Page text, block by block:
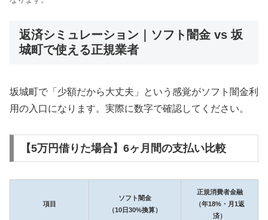
返済シミュレーション｜ソフト闇金 vs 坂
城町で使える正規業者
坂城町で「少額だから大丈夫」という感覚がソフト闇金利
用の入口になります。実際に数字で確認してください。
【5万円借りた場合】6ヶ月間の支払い比較
項目
ソフト闇金
（10日30%換算）
正規消費者金融
（年18%・月1返
済）